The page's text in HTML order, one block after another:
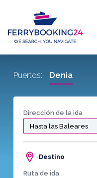
Dirección de la ida
Destino
Ruta de ida
Puertos: Denia